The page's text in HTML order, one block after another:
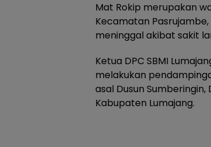
Mat Rokip merupakan
Kecamatan
meninggal akibat sakit
Ketua DPC SBMI
melakukan
asal Dusun Sumberingin,
Kabupaten Lumajang.